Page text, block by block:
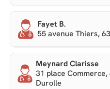
Fayet B.
55 avenue Thiers,
Meynard Clarisse
31 place
Durolle